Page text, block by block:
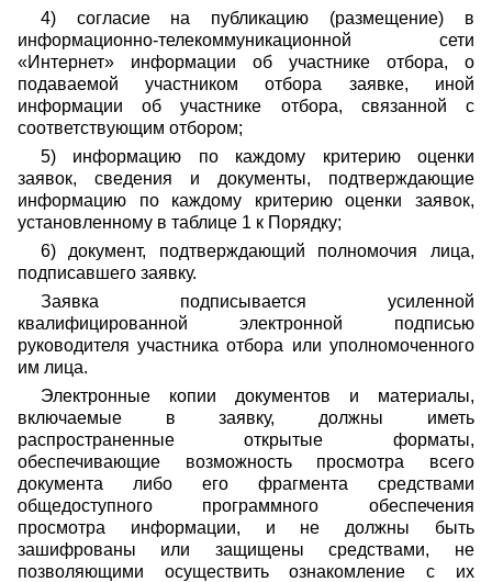
4) согласие на публикацию (размещение) в
информационно-телекоммуникационной сети
«Интернет» информации об участнике отбора, о
подаваемой участником отбора заявке, иной
информации об участнике отбора, связанной с
соответствующим отбором;
5) информацию по каждому критерию оценки
заявок, сведения и документы, подтверждающие
информацию по каждому критерию оценки заявок,
установленному в таблице 1 к Порядку;
6) документ, подтверждающий полномочия лица,
подписавшего заявку.
Заявка подписывается усиленной
квалифицированной электронной подписью
руководителя участника отбора или уполномоченного
им лица.
Электронные копии документов и материалы,
включаемые в заявку, должны иметь
распространенные открытые форматы,
обеспечивающие возможность просмотра всего
документа либо его фрагмента средствами
общедоступного программного обеспечения
просмотра информации, и не должны быть
зашифрованы или защищены средствами, не
позволяющими осуществить ознакомление с их